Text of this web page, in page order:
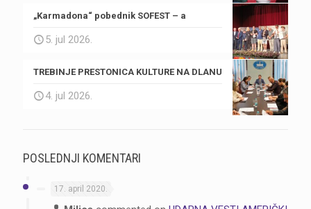
„Karmadona“ pobednik SOFEST – a
5. jul 2026.
TREBINJE PRESTONICA KULTURE NA DLANU
4. jul 2026.
POSLEDNJI KOMENTARI
17. april 2020.